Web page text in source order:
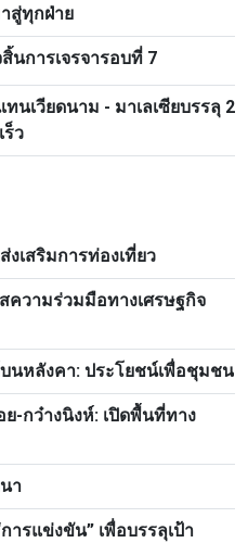
สู่ทุกฝ่าย
นการเจรจารอบที่ 7
นเวียดนาม - มาเลเซียบรรลุ 2
ว
เสริมการท่องเที่ยว
ความร่วมมือทางเศรษฐกิจ
นหลังคา: ประโยชน์เพื่อชุมชน
ย-กว๋างนิงห์: เปิดพื้นที่ทาง
า
ารแข่งขัน” เพื่อบรรลุเป้า